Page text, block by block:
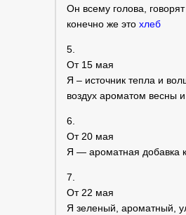
Он всему голова,
конечно же это хлеб
5.
От 15 мая
Я – источник тепла и
воздух ароматом весны
6.
От 20 мая
Я — ароматная добавка
7.
От 22 мая
Я зеленый, ароматный,